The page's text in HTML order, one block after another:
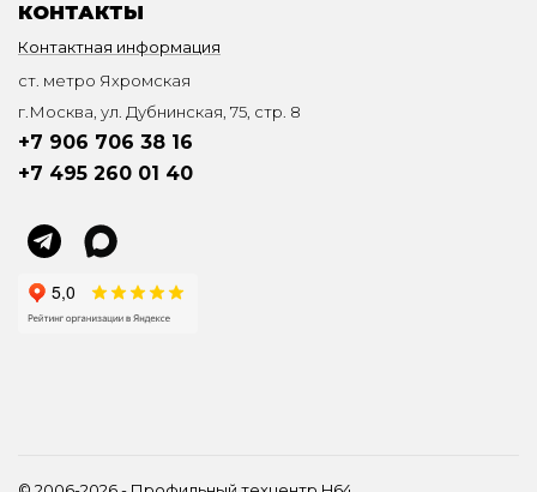
КОНТАКТЫ
Контактная информация
ст. метро Яхромская
г.Москва, ул. Дубнинская, 75, стр. 8
+7 906 706 38 16
+7 495 260 01 40